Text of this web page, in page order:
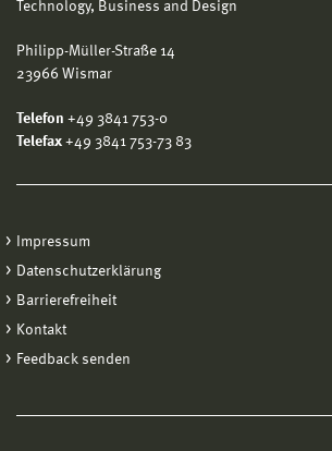
Nachfrage im Team.
Technology, Business and Design
Philipp-Müller-Straße 14
23966 Wismar
Telefon +49 3841 753-0
Telefax +49 3841 753-73 83
Impressum
Datenschutzerklärung
Barrierefreiheit
Kontakt
Feedback senden